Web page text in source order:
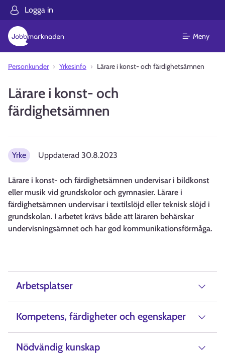
Logga in
Meny
Personkunder Yrkesinfo Lärare i konst- och färdighetsämnen
Lärare i konst- och
färdighetsämnen
Yrke Uppdaterad 30.8.2023
Lärare i konst- och färdighetsämnen undervisar i bildkonst
eller musik vid grundskolor och gymnasier. Lärare i
färdighetsämnen undervisar i textilslöjd eller teknisk slöjd i
grundskolan. I arbetet krävs både att läraren behärskar
undervisningsämnet och har god kommunikationsförmåga.
Arbetsplatser
Kompetens, färdigheter och egenskaper
Nödvändig kunskap